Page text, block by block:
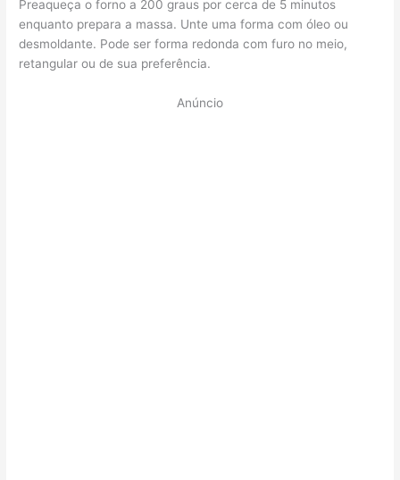
Preaqueça o forno a 200 graus por cerca de 5 minutos
enquanto prepara a massa. Unte uma forma com óleo ou
desmoldante. Pode ser forma redonda com furo no meio,
retangular ou de sua preferência.
Anúncio